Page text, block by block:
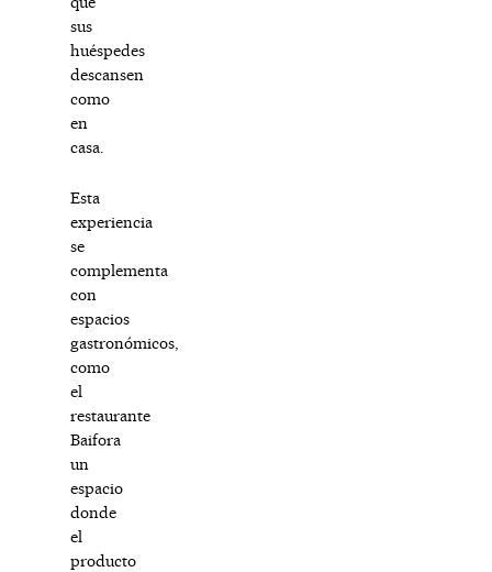
sus
huéspedes
descansen
como
en
casa.
Esta
experiencia
se
complementa
con
espacios
gastronómicos,
como
el
restaurante
Baifora
un
espacio
donde
el
producto